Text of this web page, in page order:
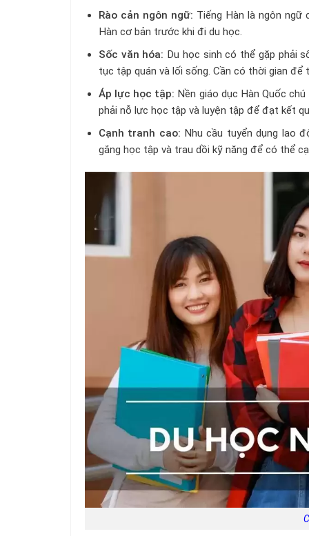
Rào cản ngôn ngữ: Tiếng Hàn là ngôn
Hàn cơ bản trước khi đi du học.
Sốc văn hóa: Du học sinh có thể gặp phải
tục tập quán và lối sống. Cần có thời gian
Áp lực học tập: Nền giáo dục Hàn Quốc
phải nỗ lực học tập và luyện tập để đạt kết
Cạnh tranh cao: Nhu cầu tuyển dụng lao
gắng học tập và trau dồi kỹ năng để có thể